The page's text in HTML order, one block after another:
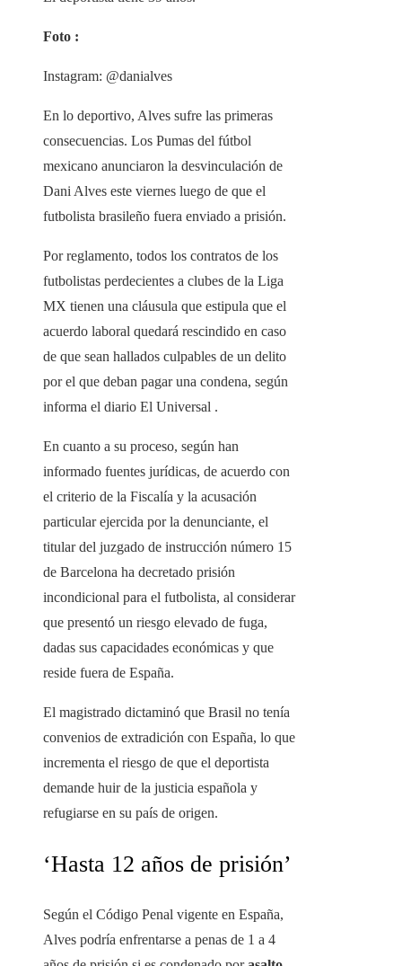
Foto :
Instagram: @danialves
En lo deportivo, Alves sufre las primeras
consecuencias. Los Pumas del fútbol
mexicano anunciaron la desvinculación de
Dani Alves este viernes luego de que el
futbolista brasileño fuera enviado a prisión.
Por reglamento, todos los contratos de los
futbolistas perdecientes a clubes de la Liga
MX tienen una cláusula que estipula que el
acuerdo laboral quedará rescindido en caso
de que sean hallados culpables de un delito
por el que deban pagar una condena, según
informa el diario El Universal .
En cuanto a su proceso, según han
informado fuentes jurídicas, de acuerdo con
el criterio de la Fiscalía y la acusación
particular ejercida por la denunciante, el
titular del juzgado de instrucción número 15
de Barcelona ha decretado prisión
incondicional para el futbolista, al considerar
que presentó un riesgo elevado de fuga,
dadas sus capacidades económicas y que
reside fuera de España.
El magistrado dictaminó que Brasil no tenía
convenios de extradición con España, lo que
incrementa el riesgo de que el deportista
demande huir de la justicia española y
refugiarse en su país de origen.
‘Hasta 12 años de prisión’
Según el Código Penal vigente en España,
Alves podría enfrentarse a penas de 1 a 4